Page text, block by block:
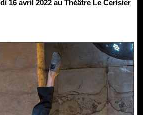
16 avril 2022 au Théâtre Le Cerisier